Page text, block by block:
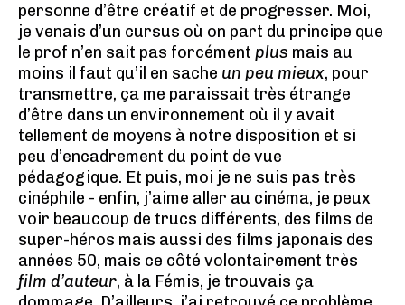
personne d’être créatif et de progresser. Moi,
je venais d’un cursus où on part du principe que
le prof n’en sait pas forcément plus mais au
moins il faut qu’il en sache un peu mieux, pour
transmettre, ça me paraissait très étrange
d’être dans un environnement où il y avait
tellement de moyens à notre disposition et si
peu d’encadrement du point de vue
pédagogique. Et puis, moi je ne suis pas très
cinéphile - enfin, j’aime aller au cinéma, je peux
voir beaucoup de trucs différents, des films de
super-héros mais aussi des films japonais des
années 50, mais ce côté volontairement très
film d’auteur, à la Fémis, je trouvais ça